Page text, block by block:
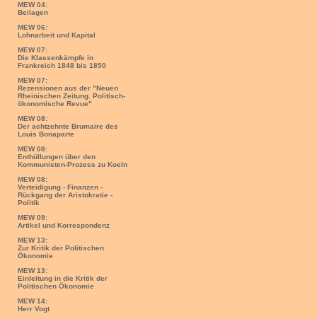
MEW 04:
Beilagen
MEW 06:
Lohnarbeit und Kapital
MEW 07:
Die Klassenkämpfe in
Frankreich 1848 bis 1850
MEW 07:
Rezensionen aus der "Neuen
Rheinischen Zeitung. Politisch-
ökonomische Revue"
MEW 08:
Der achtzehnte Brumaire des
Louis Bonaparte
MEW 08:
Enthüllungen über den
Kommunisten-Prozess zu Koeln
MEW 08:
Verteidigung - Finanzen -
Rückgang der Aristokratie -
Politik
MEW 09:
Artikel und Korrespondenz
MEW 13:
Zur Kritik der Politischen
Ökonomie
MEW 13:
Einleitung in die Kritik der
Politischen Ökonomie
MEW 14:
Herr Vogt